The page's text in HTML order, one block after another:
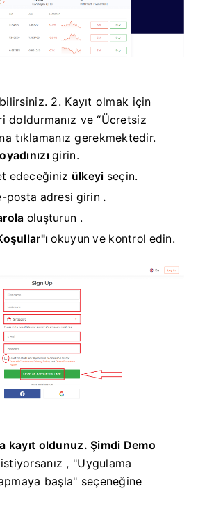
2. Kayıt olmak için
doldurmanız ve “Ücretsiz
tıklamanız gerekmektedir.
girin.
edeceğiniz ülkeyi seçin.
posta adresi girin .
oluşturun .
okuyunve kontrol edin.
kayıt oldunuz. Şimdi Demo
, "Uygulama
başla" seçeneğine